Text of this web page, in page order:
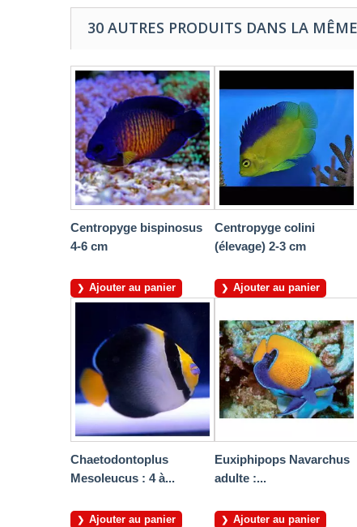
30 AUTRES PRODUITS DANS LA
Centropyge bispinosus
4-6 cm
Ajouter au panier
Centropyge colini
(élevage) 2-3 cm
Ajouter au panier
Chaetodontoplus
Mesoleucus : 4 à...
Ajouter au panier
Euxiphipops Navarchus
adulte :...
Ajouter au panier